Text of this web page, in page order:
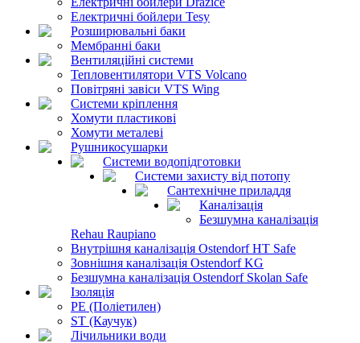
Електричні бойлери Tesy
Розширювальні баки
Мембранні баки
Вентиляційні системи
Тепловентилятори VTS Volcano
Повітряні завіси VTS Wing
Системи кріплення
Хомути пластикові
Хомути металеві
Рушникосушарки
Системи водопідготовки
Системи захисту від потопу
Сантехнічне приладдя
Каналізація
Безшумна каналізація
Rehau Raupiano
Внутрішня каналізація Ostendorf HT Safe
Зовнішня каналізація Ostendorf KG
Безшумна каналізація Ostendorf Skolan Safe
Ізоляція
PE (Поліетилен)
ST (Каучук)
Лічильники води